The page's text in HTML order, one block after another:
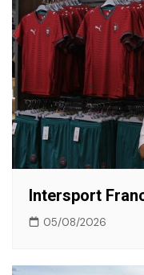
Intersport
05/08/2026